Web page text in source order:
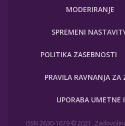
MODERIRANJE
SPREMENI
POLITIKA ZASEBNOSTI
PRAVILA RAVNANJA
UPORABA UMETNE
ISSN 2630-1679 © 2021,